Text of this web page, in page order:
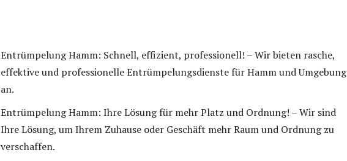
Entrümpelung Hamm: Schnell, effizient, professionell! – Wir bieten rasche,
effektive und professionelle Entrümpelungsdienste für Hamm und Umgebung
an.
Entrümpelung Hamm: Ihre Lösung für mehr Platz und Ordnung! – Wir sind
Ihre Lösung, um Ihrem Zuhause oder Geschäft mehr Raum und Ordnung zu
verschaffen.